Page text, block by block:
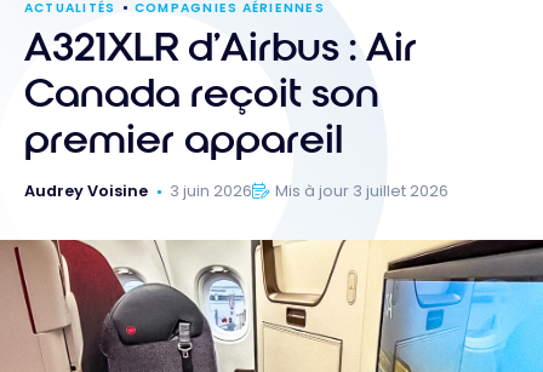
ACTUALITÉS COMPAGNIES AÉRIENNES
A321XLR d’Airbus : Air
Canada reçoit son
premier appareil
Audrey Voisine 3 juin 2026 Mis à jour 3 juillet 2026